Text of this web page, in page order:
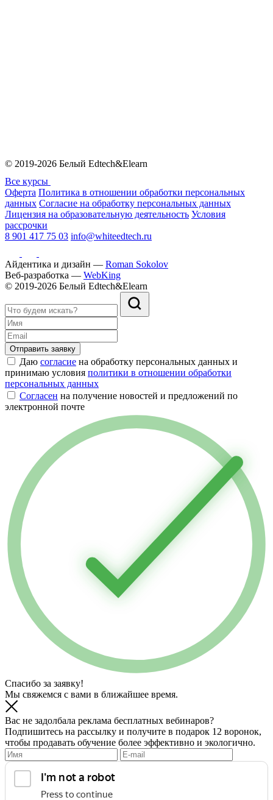
© 2019-2026 Белый Edtech&Elearn
Все курсы
Оферта Политика в отношении обработки персональных
данных Согласие на обработку персональных данных
Лицензия на образовательную деятельность Условия
рассрочки
8 901 417 75 03 info@whiteedtech.ru
Айдентика и дизайн — Roman Sokolov
Веб-разработка — WebKing
© 2019-2026 Белый Edtech&Elearn
Отправить заявку
Даю согласие на обработку персональных данных и
принимаю условия политики в отношении обработки
персональных данных
Согласен на получение новостей и предложений по
электронной почте
Спасибо за заявку!
Мы свяжемся с вами в ближайшее время.
Вас не задолбала реклама бесплатных вебинаров?
Подпишитесь на рассылку и получите в подарок 12 воронок,
чтобы продавать обучение более эффективно и экологично.